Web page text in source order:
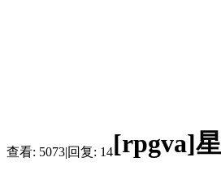
查看: 5073|回复: 14[rpgva]